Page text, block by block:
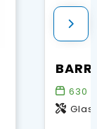
630
Glas